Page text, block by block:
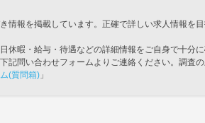
情報を掲載しています。正確で詳しい求人情報
休暇・給与・待遇などの詳細情報をご自身で十分
記問い合わせフォームよりご連絡ください。調査の
(質問箱) 」